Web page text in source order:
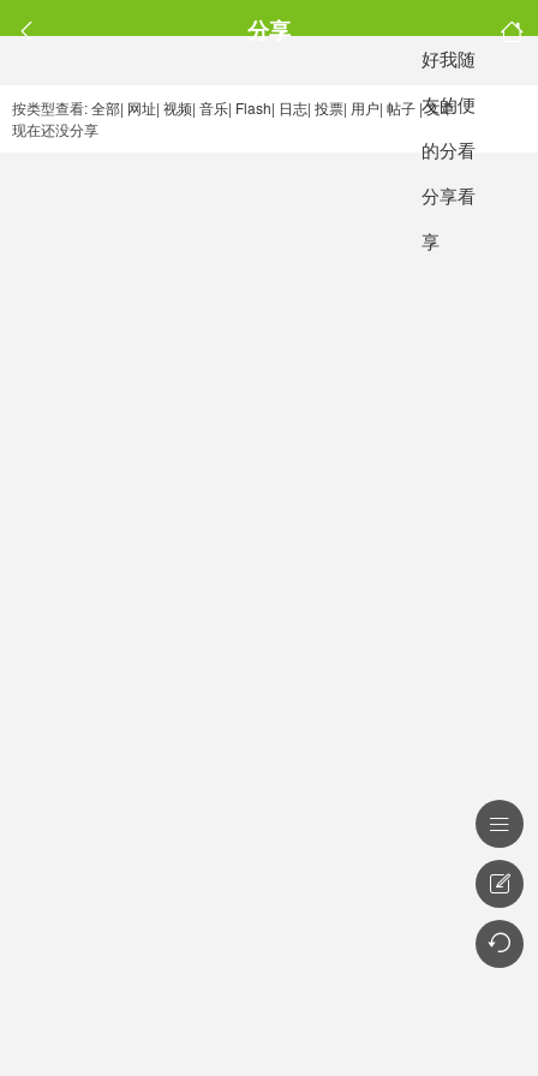
分享
好
友
的
分
享
我
的
分
享
随
便
看
看
按类型查看:全部| 网址| 视频| 音乐| Flash| 日志| 投票| 用户| 帖子 |文章
现在还没分享


